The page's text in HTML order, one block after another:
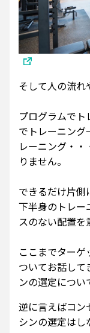
そして人の流れ
プログラムで
でトレーニン
レーニング・
りません。
できるだけ片側
下半身のトレー
スのない配置を
ここまでター
ついてお話し
ンの選定につい
逆に言えばコン
シンの選定はし